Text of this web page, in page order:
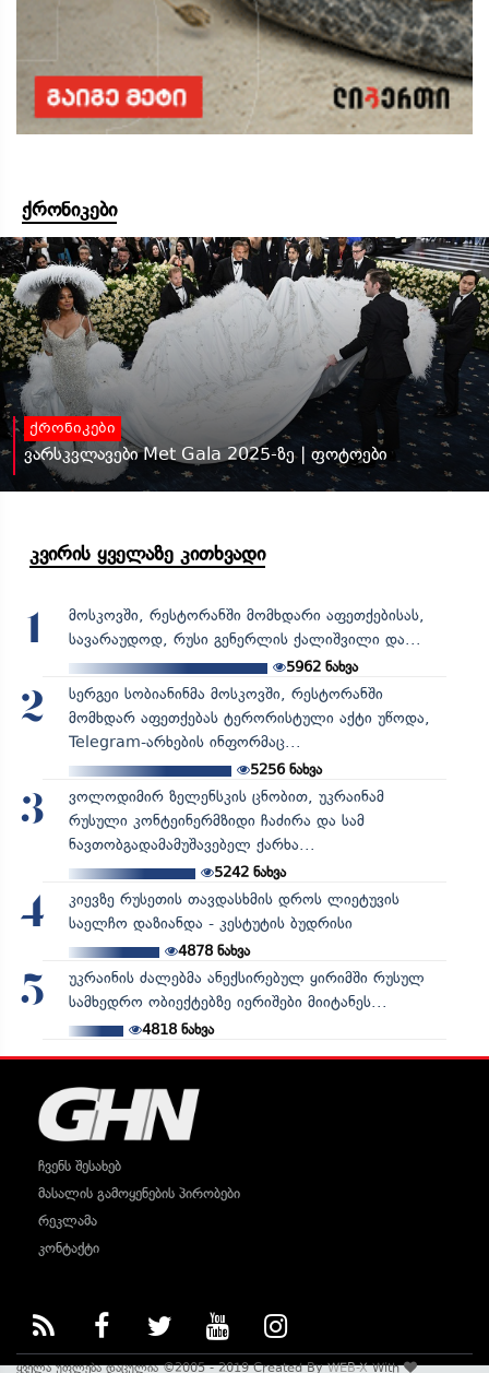
ქრონიკები
ქრონიკები
ვარსკვლავები Met Gala 2025-ზე | ფოტოები
კვირის ყველაზე კითხვადი
1
მოსკოვში, რესტორანში მომხდარი აფეთქებისას,
სავარაუდოდ, რუსი გენერლის ქალიშვილი და...
5962 ნახვა
2
სერგეი სობიანინმა მოსკოვში, რესტორანში
მომხდარ აფეთქებას ტერორისტული აქტი უწოდა,
Telegram-არხების ინფორმაც...
5256ნახვა
3
ვოლოდიმირ ზელენსკის ცნობით, უკრაინამ
რუსული კონტეინერმზიდი ჩაძირა და სამ
ნავთობგადამამუშავებელ ქარხა...
5242ნახვა
4
კიევზე რუსეთის თავდასხმის დროს ლიეტუვის
საელჩო დაზიანდა - კესტუტის ბუდრისი
4878ნახვა
5
უკრაინის ძალებმა ანექსირებულ ყირიმში რუსულ
სამხედრო ობიექტებზე იერიშები მიიტანეს...
4818ნახვა
ჩვენს შესახებ
მასალის გამოყენების პირობები
რეკლამა
კონტაქტი
ყველა უფლება დაცულია ©2005 - 2019 Created ByWEB-XWith